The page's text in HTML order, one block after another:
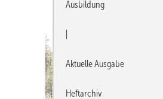
Ausbildung
Aktuelle Ausgabe
Heftarchiv